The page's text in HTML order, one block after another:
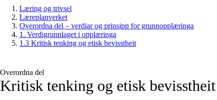
Læring og trivsel
Læreplanverket
Overordna del – verdiar og prinsipp for grunnopplæringa
1. Verdigrunnlaget i opplæringa
1.3 Kritisk tenking og etisk bevisstheit
Overordna del
Kritisk tenking og etisk bevisstheit